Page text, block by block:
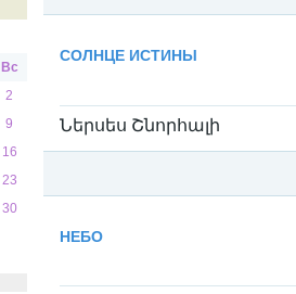
Вс
2
9
16
23
30
СОЛНЦЕ ИСТИНЫ
Ներսես Շնորհալի
НЕБО